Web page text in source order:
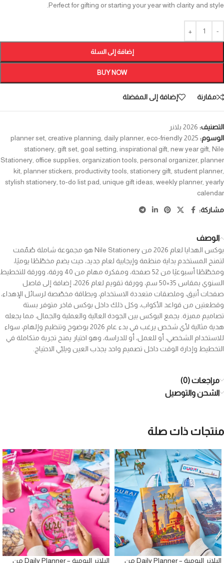
Perfect for gifting or starting your year with clarity and style.
إضافة إلى السلة
BUY NOW
مقارنة إضافة إلى المفضلة
التصنيف: 2026 بلانر
الوسوم: 2025 planner set
creative planning daily planner, eco-friendly
stationery gift set goal setting inspirational gift new year gift Nile
Stationery office supplies organization tools personal organizer, planner
kit planner stickers productivity tools stationery gift student planner,
stylish stationery to-do list pad unique gift ideas weekly planner, yearly
calendar
مشاركة:
الوصف
بوكس الهدايا لعام 2026 من Nile Stationery هو مجموعة شاملة صُمّمت
لتمنح المستخدم بداية منظمة وإيجابية لعام جديد، حيث يضم مخطّطًا يوميًا،
ومخطّطًا أسبوعيًا من 52 صفحة، ومفكرة مهام من 40 ورقة، وورقة للتخطيط
السنوي بمقاس 35×50 سم، وورقة تقويم لعام 2026، إضافة إلى فاصل
صفحات أنيق، وملصقات متعددة الاستخدام، وبطاقة مخصّصة لرسائل الإهداء،
وقطعتين من قواعد الأكواب، وكل ذلك داخل بوكس فاخر متوفر بستة
تصاميم مميزة. يجمع البوكس بين الجودة العالية والعملية والجمال، مما يجعله
هدية مثالية لأي شخص يرغب في بدء عام 2026 بوضوح وتنظيم وإلهام، سواء
للاستخدام الشخصي، أو للعمل، أو للدراسة، وهو اختيار يمنح تجربة متكاملة في
التخطيط وإدارة الوقت داخل تصميم واحد يجذب العين ويلبّي الاحتياج.
مراجعات (0)
الشحن والتوصيل
منتجات ذات صلة
البلانر اليومية – Daily Planner من البلانر اليومية – Daily Planner من